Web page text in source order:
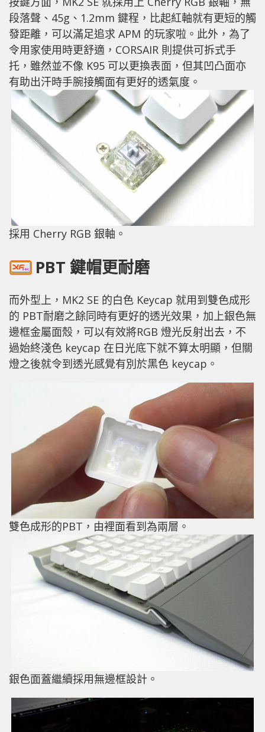
段落聲、45g、1.2mm 鍵程，比起紅軸就有更短的觸
發距離，可以滿足追求 APM 的玩家啦。此外，為了
令用家使用時更舒適，CORSAIR 則提供可拆式手
托，雖然並不像 K95 可以更換表面，但其凹凸面亦
有助出汗時手腕接觸面有更好的透氣度。
採用 Cherry RGB 銀軸。
PBT 鍵帽更耐磨
而外型上，MK2 SE 的白色 Keycap 就用到雙色成形
的 PBT耐磨之餘同時有更好的透光效果，加上銀色無
邊框金屬面殼，可以有效將RGB 燈光反射出去，不
過始終淺色 keycap 在日光底下就不算太明顯，但關
燈之後就令到透光感覺有別於黑色 keycap。
雙色成形的PBT，由裡面看到為兩層。
銀色面蓋繼續採用無邊框設計。